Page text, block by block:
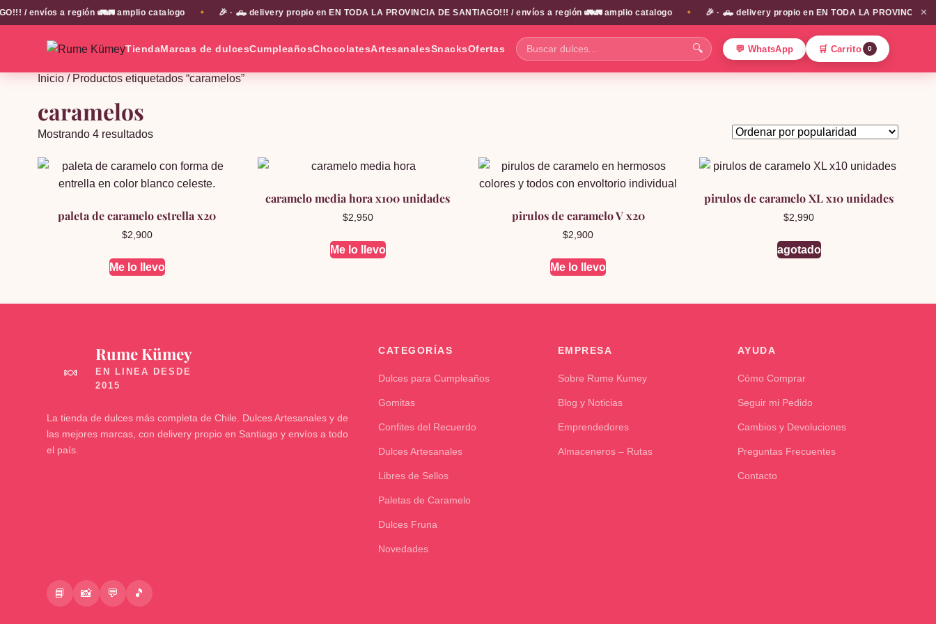
/ envíos a región 🚛🚛 amplio catalogo 🎉 · 🛻 delivery propio en EN TODA LA PROVINCIA DE SANTIAGO!!! / envíos a región 🚛🚛 amplio catalogo 🎉 · 🛻 delivery propio en EN TODA LA PROVINCIA ✕
TiendaMarcas de dulcesCumpleañosChocolatesArtesanalesSnacksOfertas
Buscar
dulces...
🔍 💬 WhatsApp 🛒 Carrito 0
Inicio/ Productos etiquetados “caramelos”
caramelos
Mostrando 4 resultadosOrdenado
popularidad
paleta de caramelo estrella x20
$2,900
Me lo llevo
caramelo media hora x100 unidades
$2,950
Me lo llevo
pirulos de caramelo V x20
$2,900
Me lo llevo
pirulos de caramelo XL x10 unidades
$2,990
agotado
🍬
Rume Kümey
La tienda de dulces más completa de Chile. Dulces Artesanales y de
las mejores marcas, con delivery propio en Santiago y envíos a todo
el país.
📘 📸 💬 🎵
CATEGORÍAS
Dulces para Cumpleaños
Gomitas
Confites del Recuerdo
Dulces Artesanales
Libres de Sellos
Paletas de Caramelo
Dulces Fruna
Novedades
EMPRESA
Sobre Rume Kumey
Blog y Noticias
Emprendedores
Almaceneros – Rutas
AYUDA
Cómo Comprar
Seguir mi Pedido
Cambios y Devoluciones
Preguntas Frecuentes
Contacto